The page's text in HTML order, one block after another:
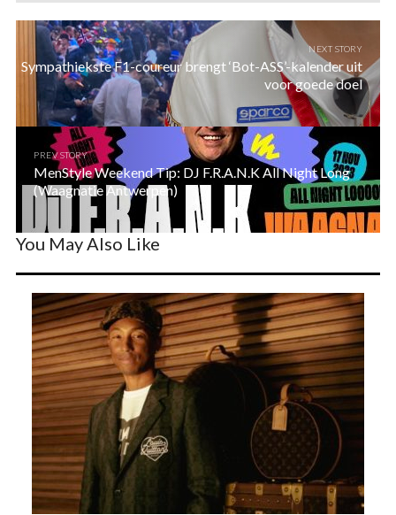
NEXT STORY
Sympathiekste F1-coureur brengt ‘Bot-ASS’-kalender uit
voor goede doel
PREV STORY
MenStyle Weekend Tip: DJ F.R.A.N.K All Night Long
(Waagnatie Antwerpen)
You May Also Like